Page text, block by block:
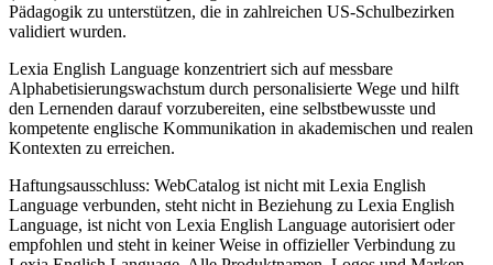
Pädagogik zu unterstützen, die in zahlreichen US-Schulbezirken
validiert wurden.
Lexia English Language konzentriert sich auf messbare
Alphabetisierungswachstum durch personalisierte Wege und hilft
den Lernenden darauf vorzubereiten, eine selbstbewusste und
kompetente englische Kommunikation in akademischen und realen
Kontexten zu erreichen.
Haftungsausschluss: WebCatalog ist nicht mit Lexia English
Language verbunden, steht nicht in Beziehung zu Lexia English
Language, ist nicht von Lexia English Language autorisiert oder
empfohlen und steht in keiner Weise in offizieller Verbindung zu